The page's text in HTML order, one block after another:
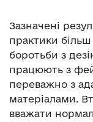
Зазначені
практики
боротьби з
працюють з
переважно з
матеріалами.
вважати